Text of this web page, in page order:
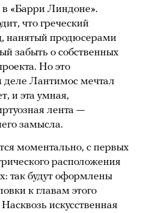
«Барри Линдоне».
что греческий
нанятый продюсерами
забыть о собственных
Но это
Лантимос мечтал
и эта умная,
лента —
замысла.
моментально, с первых
расположения
так будут оформлены
к главам этого
искусственная